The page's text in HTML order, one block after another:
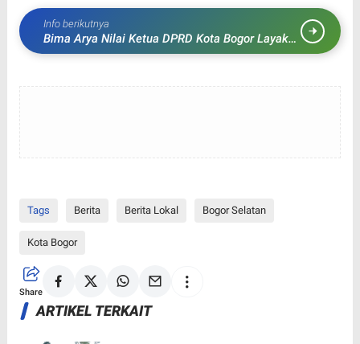
Info berikutnya
Bima Arya Nilai Ketua DPRD Kota Bogor Layak
Jadi Wali Kota
Tags Berita Berita Lokal Bogor Selatan
Kota Bogor
Share
ARTIKEL TERKAIT